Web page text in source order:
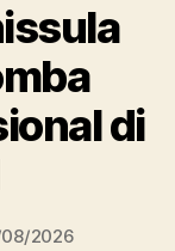
di
2026